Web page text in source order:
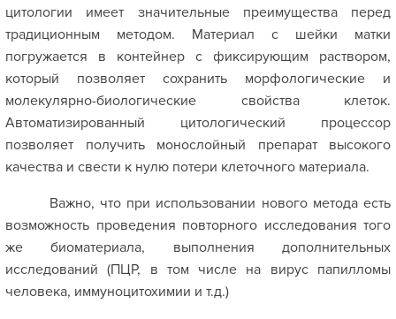
цитологии имеет значительные преимущества перед
традиционным методом. Материал с шейки матки
погружается в контейнер с фиксирующим раствором,
который позволяет сохранить морфологические и
молекулярно-биологические свойства клеток.
Автоматизированный цитологический процессор
позволяет получить монослойный препарат высокого
качества и свести к нулю потери клеточного материала.
Важно, что при использовании нового метода есть
возможность проведения повторного исследования того
же биоматериала, выполнения дополнительных
исследований (ПЦР, в том числе на вирус папилломы
человека, иммуноцитохимии и т.д.)